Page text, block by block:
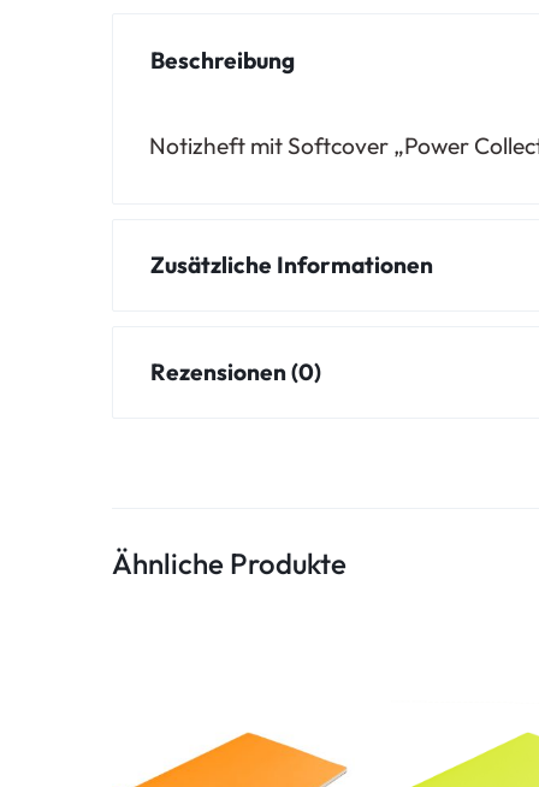
Beschreibung
Notizheft mit Softcover „Power
Zusätzliche Informationen
Rezensionen (0)
Ähnliche Produkte